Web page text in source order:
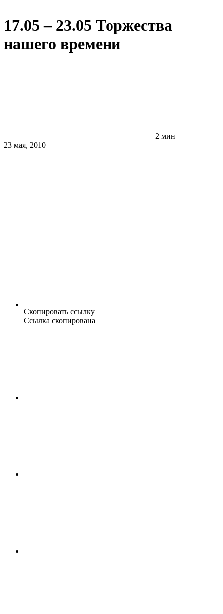
17.05 – 23.05 Торжества
нашего времени
2 мин
23 мая, 2010
Скопировать ссылку
Ссылка скопирована